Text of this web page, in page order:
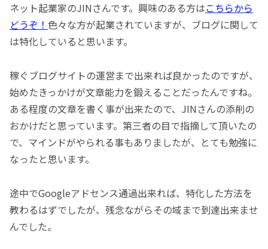
ネット起業家のJINさんです。興味のある方はこちらから
どうぞ！ 色々な方が起業されていますが、ブログに関して
は特化していると思います。
稼ぐブログサイトの運営まで出来れば良かったのですが、
始めたきっかけが文章能力を鍛えることだったんですね。
ある程度の文章を書く事が出来たので、JINさんの添削の
おかけだと思っています。第三者の目で指摘して頂いたの
で、マインドがやられる事もありましたが、とても勉強に
なったと思います。
途中でGoogleアドセンス通過出来れば、特化した方法を
教わるはずでしたが、残念ながらその域まで到達出来ませ
んでした。